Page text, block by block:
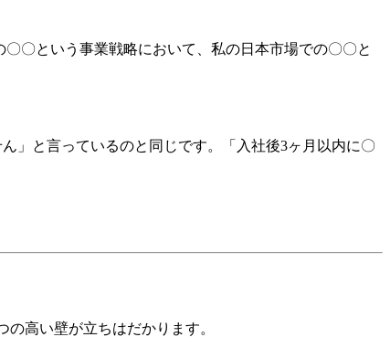
〇という事業戦略において、私の日本市場での〇〇と
」と言っているのと同じです。「入社後3ヶ月以内に〇
高い壁が立ちはだかります。